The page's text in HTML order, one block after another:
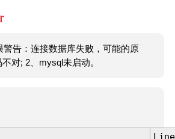
警告：连接数据库失败，可能的原
对; 2、mysql未启动。
Line